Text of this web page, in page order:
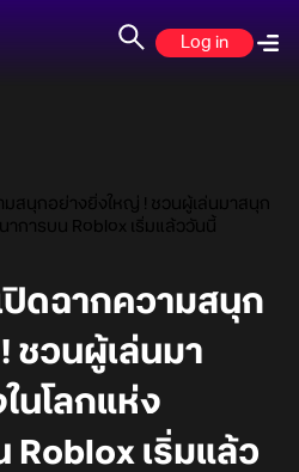
Log in
มสนุกอย่างยิ่งใหญ่ ! ชวนผู้เล่นมาสนุก
าการบน Roblox เริ่มแล้ววันนี้
ปิดฉากความสนุก
ชวนผู้เล่นมา
นโลกแห่ง
Roblox เริ่มแล้ว